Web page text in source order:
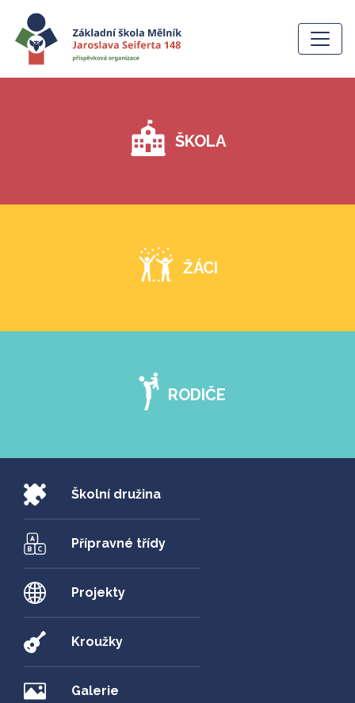
ŠKOLA
ŽÁCI
RODIČE
Školní družina
Přípravné třídy
Projekty
Kroužky
Galerie